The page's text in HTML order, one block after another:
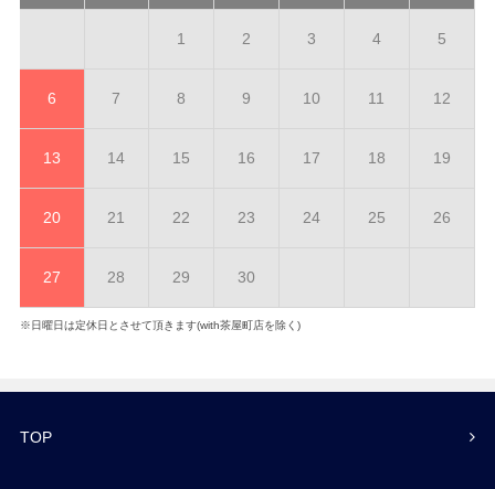
1 2 3 4 5
6 7 8 9 10 11 12
13 14 15 16 17 18 19
20 21 22 23 24 25 26
27 28 29 30
※日曜日は定休日とさせて頂きます(with茶屋町店を除く)
TOP